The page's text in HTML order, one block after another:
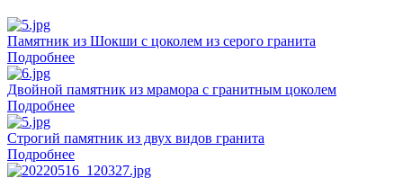
Памятник из Шокши с цоколем из серого гранита
Подробнее
Двойной памятник из мрамора с гранитным цоколем
Подробнее
Строгий памятник из двух видов гранита
Подробнее